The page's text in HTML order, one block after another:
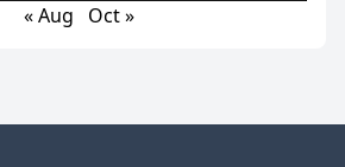
« Aug
Oct »